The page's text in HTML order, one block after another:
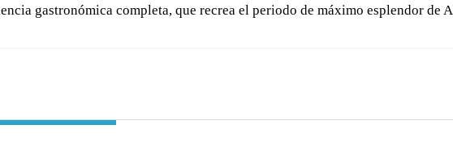
gastronómica completa, que recrea el periodo de máximo esplendor de